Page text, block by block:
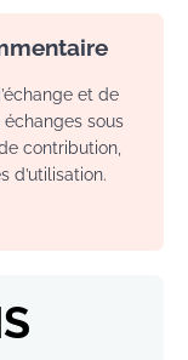
et de
sous
contribution,
d’utilisation.